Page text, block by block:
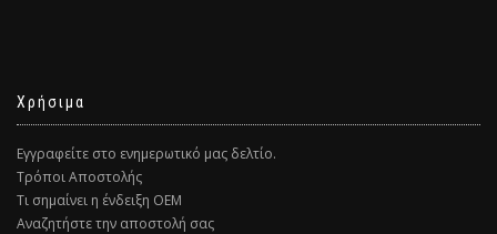
Χρήσιμα
Εγγραφείτε στο ενημερωτικό μας δελτίο.
Τρόποι Αποστολής
Τι σημαίνει η ένδειξη ΟΕΜ
Αναζητήστε την αποστολή σας